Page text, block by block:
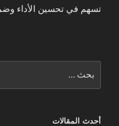
تسهم في تحسين الأداء
عن:
أحدث المقالات